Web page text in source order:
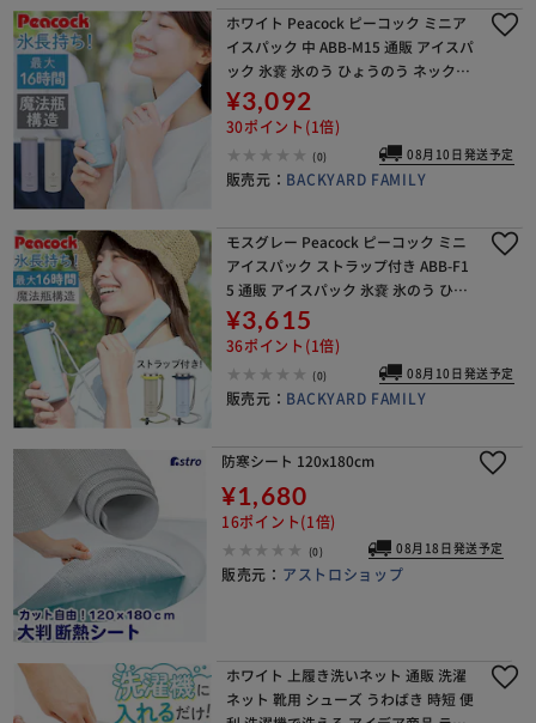
ホワイト Peacock ピーコック ミニア
イスパック 中 ABB-M15 通販 アイスパ
ック 氷嚢 氷のう ひょうのう ネックク
ーラー 保冷 ひんやり 冷却 暑さ対策 冷
やす ミニ 小さめ 小さい
¥3,092
30ポイント(1倍)
(0) 08月10日発送予定
販売元： BACKYARD FAMILY
モスグレー Peacock ピーコック ミニ
アイスパック ストラップ付き ABB-F1
5 通販 アイスパック 氷嚢 氷のう ひょ
うのう ネッククーラー 保冷 ひんやり
冷却 暑さ対策 冷やす ストラッ
¥3,615
36ポイント(1倍)
(0) 08月10日発送予定
販売元： BACKYARD FAMILY
防寒シート 120x180cm
¥1,680
16ポイント(1倍)
(0) 08月18日発送予定
販売元： アストロショップ
ホワイト 上履き洗いネット 通販 洗濯
ネット 靴用 シューズ うわばき 時短 便